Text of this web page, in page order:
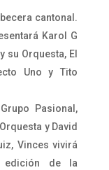
cantonal.
Karol G
su Orquesta, El
Uno y Tito
Pasional,
y David
Vinces vivirá
edición de la